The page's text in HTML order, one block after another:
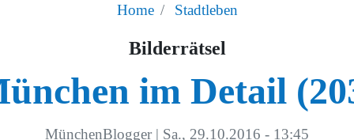
Home Stadtleben
Bilderrätsel
im Detail
MünchenBlogger | Sa., 29.10.2016 - 13:45